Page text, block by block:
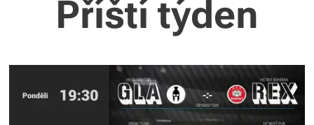
Příští týden